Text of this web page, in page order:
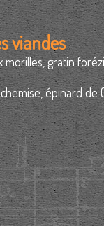
viandes
morilles, gratin
épinard de